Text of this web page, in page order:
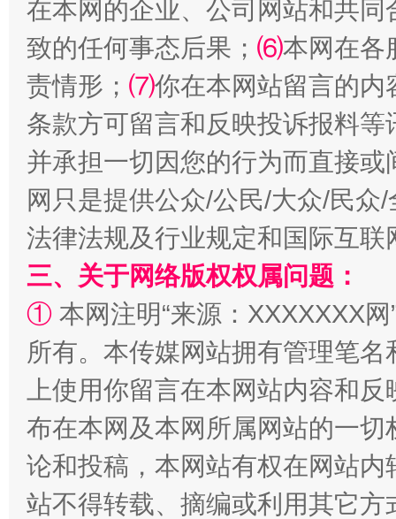
全民健身五年计划来了！等你上场
阿坝州三大球赛在茂县开幕 规模
在本网的企业、公司网站和共
致的任何事态后果； ⑹本网在各
责情形； ⑺你在本网站留言的内
条款方可留言和反映投诉报料
并承担一切因您的行为而直接
网只是提供公众/公民/大众/民
法律法规及行业规定和国际互
三、关于网络版权权属问题：
① 本网注明“来源：XXXXXXX
所有。本传媒网站拥有管理笔
上使用你留言在本网站内容和
布在本网及本网所属网站的一
论和投稿，本网站有权在网站
站不得转载、摘编或利用其它